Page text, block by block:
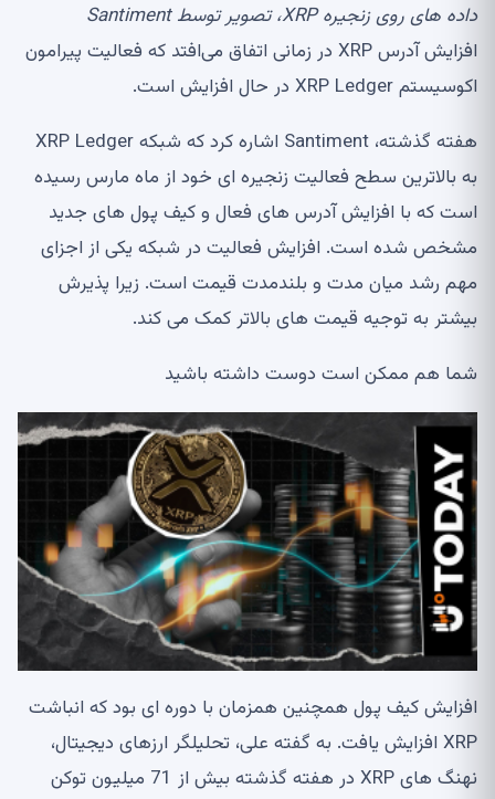
داده های روی زنجیره XRP، تصویر توسط Santiment
افزایش آدرس XRP در زمانی اتفاق می‌افتد که فعالیت پیرامون
اکوسیستم XRP Ledger در حال افزایش است.
هفته گذشته، Santiment اشاره کرد که شبکه XRP Ledger
به بالاترین سطح فعالیت زنجیره ای خود از ماه مارس رسیده
است که با افزایش آدرس های فعال و کیف پول های جدید
مشخص شده است. افزایش فعالیت در شبکه یکی از اجزای
مهم رشد میان مدت و بلندمدت قیمت است. زیرا پذیرش
بیشتر به توجیه قیمت های بالاتر کمک می کند.
شما هم ممکن است دوست داشته باشید
افزایش کیف پول همچنین همزمان با دوره ای بود که انباشت
XRP افزایش یافت. به گفته علی، تحلیلگر ارزهای دیجیتال،
نهنگ های XRP در هفته گذشته بیش از 71 میلیون توکن